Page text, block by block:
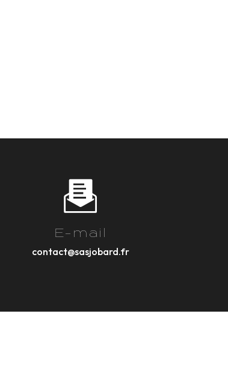
E-mail
contact@sasjobard.fr